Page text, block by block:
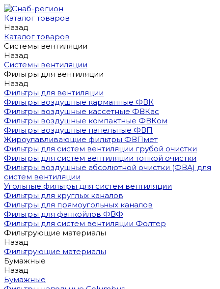
Каталог товаров
Назад
Каталог товаров
Системы вентиляции
Назад
Системы вентиляции
Фильтры для вентиляции
Назад
Фильтры для вентиляции
Фильтры воздушные карманные ФВК
Фильтры воздушные кассетные ФВКас
Фильтры воздушные компактные ФВКом
Фильтры воздушные панельные ФВП
Жироулавливающие фильтры ФВПмет
Фильтры для систем вентиляции грубой очистки
Фильтры для систем вентиляции тонкой очистки
Фильтры воздушные абсолютной очистки (ФВА) для
систем вентиляции
Угольные фильтры для систем вентиляции
Фильтры для круглых каналов
Фильтры для прямоугольных каналов
Фильтры для фанкойлов ФВФ
Фильтры для систем вентиляции Фолтер
Фильтрующие материалы
Назад
Фильтрующие материалы
Бумажные
Назад
Бумажные